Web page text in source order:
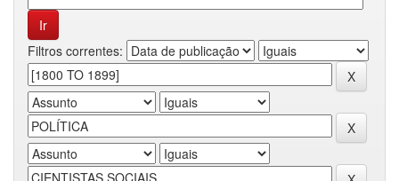
Filtros correntes: